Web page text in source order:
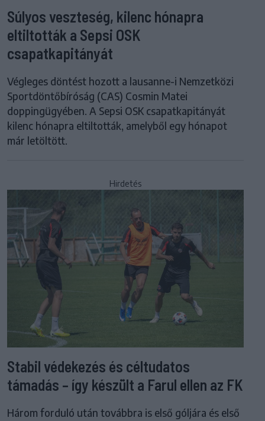
Súlyos veszteség, kilenc hónapra
eltiltották a Sepsi OSK
csapatkapitányát
Végleges döntést hozott a lausanne-i Nemzetközi
Sportdöntőbíróság (CAS) Cosmin Matei
doppingügyében. A Sepsi OSK csapatkapitányát
kilenc hónapra eltiltották, amelyből egy hónapot
már letöltött.
Hirdetés
Stabil védekezés és céltudatos
támadás – így készült a Farul ellen az FK
Három forduló után továbbra is első góljára és első